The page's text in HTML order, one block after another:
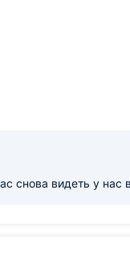
снова видеть у нас